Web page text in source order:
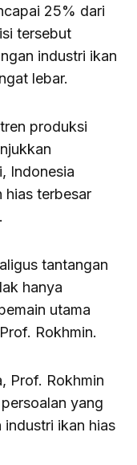
25% dari
tersebut
industri ikan
lebar.
produksi
Indonesia
hias terbesar
tantangan
hanya
utama
Rokhmin.
Prof. Rokhmin
yang
industri ikan hias